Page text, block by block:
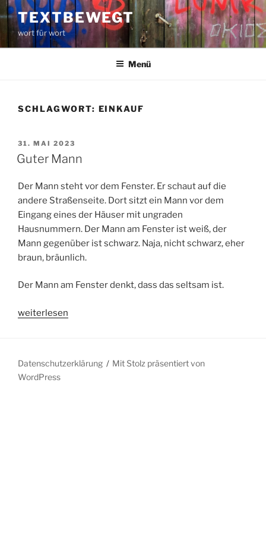
Zum
Inhalt
springen
TEXTBEWEGT
wort für wort
Menü
SCHLAGWORT: EINKAUF
VERÖFFENTLICHT
AM
31. MAI 2023
Guter Mann
Der Mann steht vor dem Fenster. Er schaut auf die
andere Straßenseite. Dort sitzt ein Mann vor dem
Eingang eines der Häuser mit ungraden
Hausnummern. Der Mann am Fenster ist weiß, der
Mann gegenüber ist schwarz. Naja, nicht schwarz, eher
braun, bräunlich.
Der Mann am Fenster denkt, dass das seltsam ist.
„Guter
weiterlesen
Datenschutzerklärung
Mit Stolz präsentiert von
WordPress